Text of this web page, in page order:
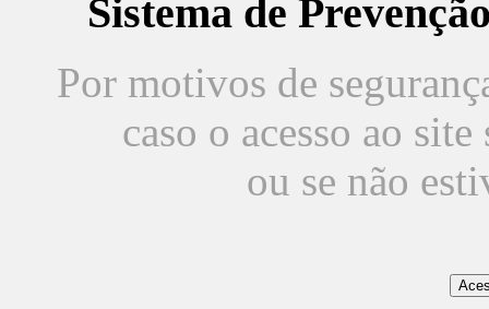
Sistema de
Por motivos de
caso o acesso ao
ou se não